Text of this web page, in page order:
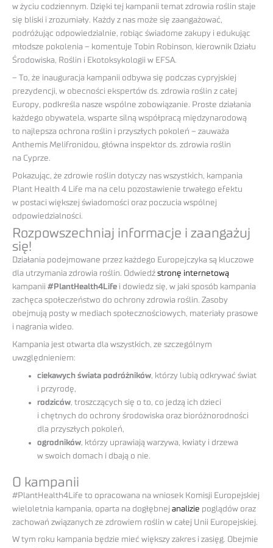
w życiu codziennym. Dzięki tej kampanii temat zdrowia roślin staje
się bliski i zrozumiały. Każdy z nas może się zaangażować,
podróżując odpowiedzialnie, robiąc świadome zakupy i edukując
młodsze pokolenia – komentuje Tobin Robinson, kierownik Działu
Środowiska, Roślin i Ekotoksykologii w EFSA.
– To, że inauguracja kampanii odbywa się podczas cypryjskiej
prezydencji, w obecności ekspertów ds. zdrowia roślin z całej
Europy, podkreśla nasze wspólne zobowiązanie. Proste działania
każdego obywatela, wsparte silną współpracą międzynarodową
to najlepsza ochrona roślin i przyszłych pokoleń – zauważa
Anthemis Melifronidou, główna inspektor ds. zdrowia roślin
na Cyprze.
Pokazując, że zdrowie roślin dotyczy nas wszystkich, kampania
Plant Health 4 Life ma na celu pozostawienie trwałego efektu
w postaci większej świadomości oraz poczucia wspólnej
odpowiedzialności.
Rozpowszechniaj informacje i zaangażuj
się!
Działania podejmowane przez każdego Europejczyka są kluczowe
dla utrzymania zdrowia roślin. Odwiedź stronę internetową
kampanii #PlantHealth4Life i dowiedz się, w jaki sposób kampania
zachęca społeczeństwo do ochrony zdrowia roślin. Zasoby
obejmują posty w mediach społecznościowych, materiały prasowe
i nagrania wideo.
Kampania jest otwarta dla wszystkich, ze szczególnym
uwzględnieniem:
ciekawych świata podróżników, którzy lubią odkrywać świat
i przyrodę,
rodziców, troszczących się o to, co jedzą ich dzieci
i chętnych do ochrony środowiska oraz bioróżnorodności
dla przyszłych pokoleń,
ogrodników, którzy uprawiają warzywa, kwiaty i drzewa
w swoich domach i dbają o nie.
O kampanii
#PlantHealth4Life to opracowana na wniosek Komisji Europejskiej
wieloletnia kampania, oparta na dogłębnej analizie poglądów oraz
zachowań związanych ze zdrowiem roślin w całej Unii Europejskiej.
W tym roku kampania będzie mieć większy zakres i zasięg. Obejmie